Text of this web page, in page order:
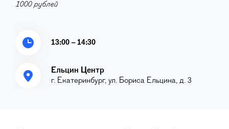
1000 рублей
13:00 – 14:30
Ельцин Центр
г. Екатеринбург, ул. Бориса Ельцина, д. 3